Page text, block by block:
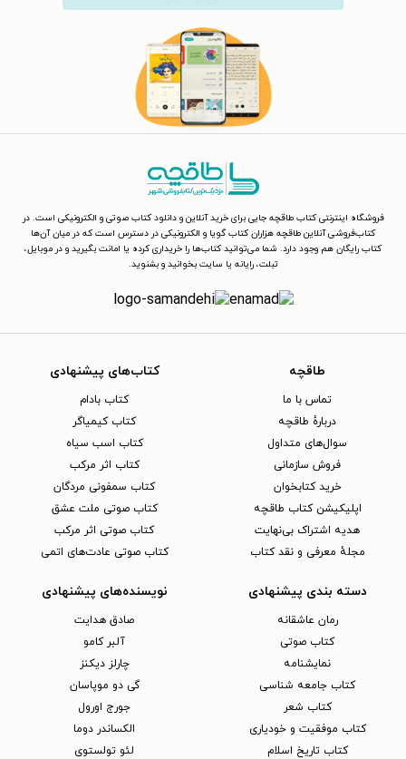
فروشگاه اینترنتی کتاب طاقچه جایی برای خرید آنلاین و دانلود کتاب صوتی و الکترونیکی است. در
کتاب‌فروشی آنلاین طاقچه هزاران کتاب گویا و الکترونیکی در دسترس است که در میان آن‌ها
کتاب رایگان هم وجود دارد. شما می‌توانید کتاب‌ها را خریداری کرده یا امانت بگیرید و در موبایل،
تبلت، رایانه یا سایت بخوانید و بشنوید.
طاقچه
تماس با ما
دربارهٔ طاقچه
سوال‌های متداول
فروش سازمانی
خرید کتابخوان
اپلیکیشن کتاب طاقچه
هدیه اشتراک بی‌نهایت
مجلهٔ معرفی و نقد کتاب
کتاب‌های پیشنهادی
کتاب بادام
کتاب کیمیاگر
کتاب اسب سیاه
کتاب اثر مرکب
کتاب سمفونی مردگان
کتاب صوتی ملت عشق
کتاب صوتی اثر مرکب
کتاب صوتی عادت‌های اتمی
دسته بندی پیشنهادی
رمان عاشقانه
کتاب‌ صوتی
نمایشنامه
کتاب جامعه شناسی
کتاب شعر
کتاب موفقیت و خودیاری
کتاب تاریخ اسلام
نویسنده‌های پیشنهادی
صادق هدایت
آلبر کامو
چارلز دیکنز
گی دو موپاسان
جورج اورول
الکساندر دوما
لئو تولستوی